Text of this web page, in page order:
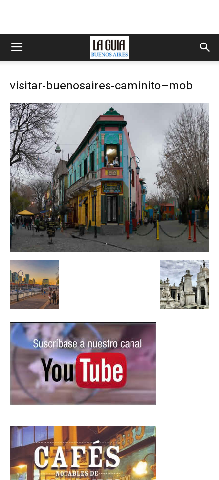
visitar-buenosaires-caminito–mob